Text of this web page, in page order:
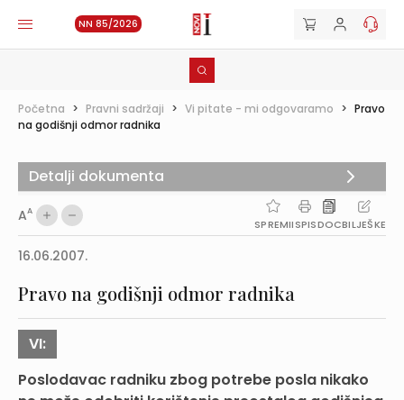
NN 85/2026
Početna > Pravni sadržaji > Vi pitate - mi odgovaramo > Pravo
na godišnji odmor radnika
AA
SPREMIISPISDOCBILJEŠKE
16.06.2007.
Pravo na godišnji odmor radnika
VI:
Poslodavac radniku zbog potrebe posla nikako
Detalji dokumenta